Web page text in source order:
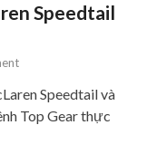
Speedtail
Speedtail và
Top Gear thực